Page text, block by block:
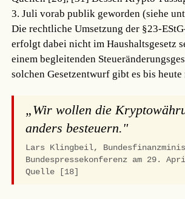
3. Juli vorab publik geworden (siehe
Die rechtliche Umsetzung der §23-
erfolgt dabei nicht im Haushaltsgesetz
einem begleitenden
solchen Gesetzentwurf gibt es bis heute
„Wir wollen die
anders besteuern."
Lars Klingbeil,
Bundespressekonferenz am 29.
Quelle [18]